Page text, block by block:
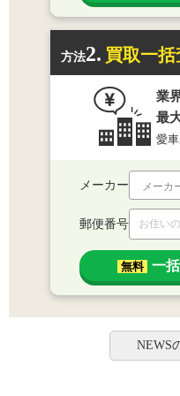
方法2. 買取一括
業
最
愛
メーカー
郵便番号
無料 一
NEWS